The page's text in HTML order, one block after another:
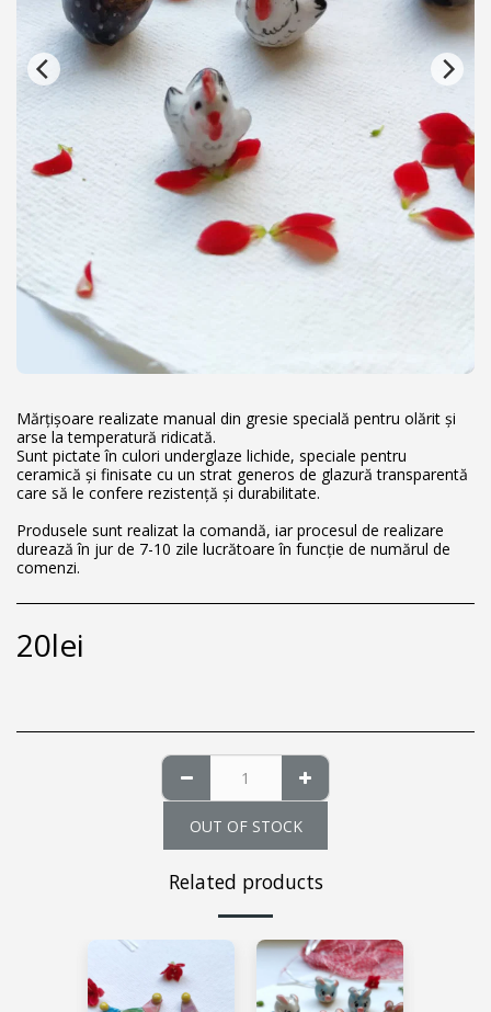
Mărțișoare realizate manual din gresie specială pentru olărit și
arse la temperatură ridicată.
Sunt pictate în culori underglaze lichide, speciale pentru
ceramică și finisate cu un strat generos de glazură transparentă
care să le confere rezistență și durabilitate.
Produsele sunt realizat la comandă, iar procesul de realizare
durează în jur de 7-10 zile lucrătoare în funcție de numărul de
comenzi.
20lei
OUT OF STOCK
Related products